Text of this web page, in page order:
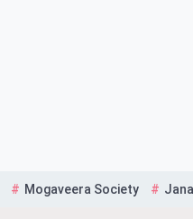
Mogaveera Society